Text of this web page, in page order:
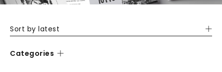
Sort by latest
Categories